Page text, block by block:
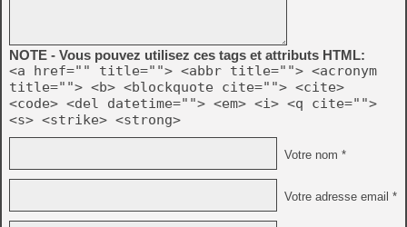
NOTE - Vous pouvez utilisez ces tags et attributs HTML:
<a href="" title=""> <abbr title=""> <acronym
title=""> <b> <blockquote cite=""> <cite>
<code> <del datetime=""> <em> <i> <q cite="">
<s> <strike> <strong>
Votre nom *
Votre adresse email *